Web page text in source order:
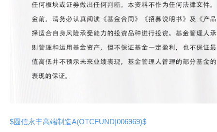
$圆信永丰高端制造A(OTCFUND|006969)$